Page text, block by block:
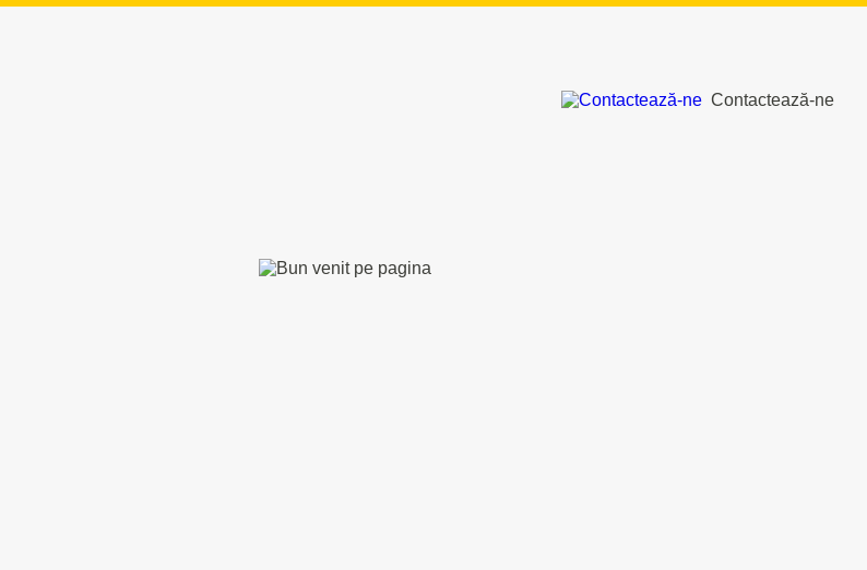
Contactează-ne